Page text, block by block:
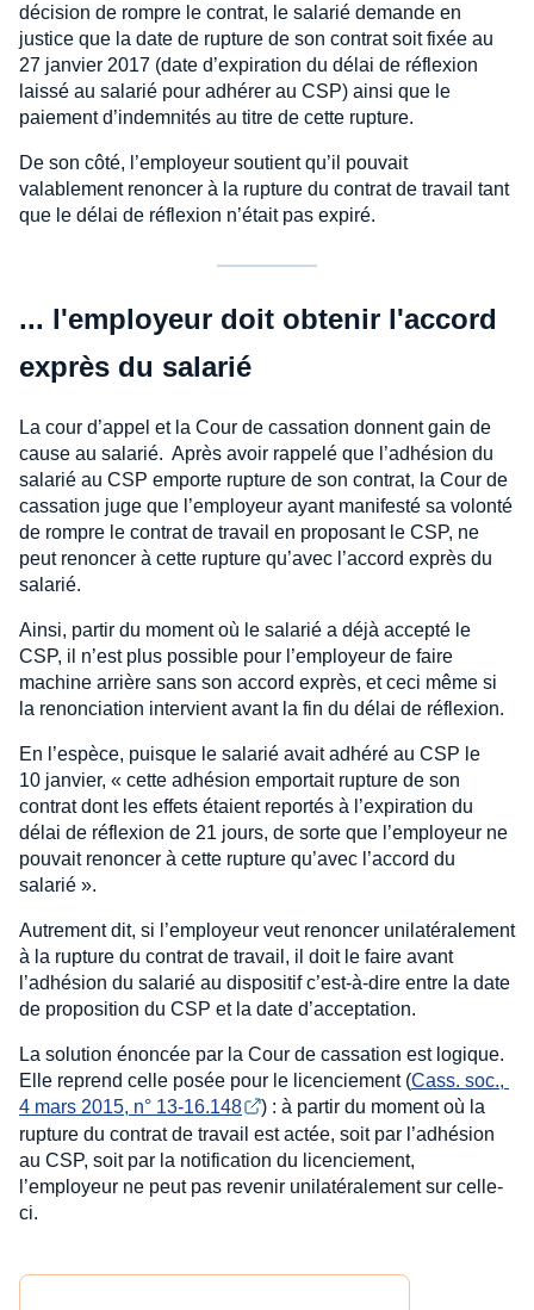
décision de rompre le contrat, le salarié demande en
justice que la date de rupture de son contrat soit fixée au
27 janvier 2017 (date d’expiration du délai de réflexion
laissé au salarié pour adhérer au CSP) ainsi que le
paiement d’indemnités au titre de cette rupture.
De son côté, l’employeur soutient qu’il pouvait
valablement renoncer à la rupture du contrat de travail tant
que le délai de réflexion n’était pas expiré.
... l'employeur doit obtenir l'accord
exprès du salarié
La cour d’appel et la Cour de cassation donnent gain de
cause au salarié. Après avoir rappelé que l’adhésion du
salarié au CSP emporte rupture de son contrat, la Cour de
cassation juge que l’employeur ayant manifesté sa volonté
de rompre le contrat de travail en proposant le CSP, ne
peut renoncer à cette rupture qu’avec l’accord exprès du
salarié.
Ainsi, partir du moment où le salarié a déjà accepté le
CSP, il n’est plus possible pour l’employeur de faire
machine arrière sans son accord exprès, et ceci même si
la renonciation intervient avant la fin du délai de réflexion.
En l’espèce, puisque le salarié avait adhéré au CSP le
10 janvier, « cette adhésion emportait rupture de son
contrat dont les effets étaient reportés à l’expiration du
délai de réflexion de 21 jours, de sorte que l’employeur ne
pouvait renoncer à cette rupture qu’avec l’accord du
salarié ».
Autrement dit, si l’employeur veut renoncer unilatéralement
à la rupture du contrat de travail, il doit le faire avant
l’adhésion du salarié au dispositif c’est-à-dire entre la date
de proposition du CSP et la date d’acceptation.
La solution énoncée par la Cour de cassation est logique.
Elle reprend celle posée pour le licenciement (Cass. soc.,
4 mars 2015, n° 13-16.148
) : à partir du moment où la
rupture du contrat de travail est actée, soit par l’adhésion
au CSP, soit par la notification du licenciement,
l’employeur ne peut pas revenir unilatéralement sur celle-
ci.